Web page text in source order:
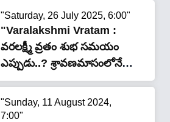
"Saturday, 26 July 2025, 6:00"
"Varalakshmi Vratam :
వరలక్ష్మీ వ్రతం శుభ సమయం
ఎప్పుడు..? శ్రావణమాసంలోనే
వ్రతాన్ని ఎందుకు చేస్తారు
తెలుసా…?"
"Sunday, 11 August 2024,
7:00"